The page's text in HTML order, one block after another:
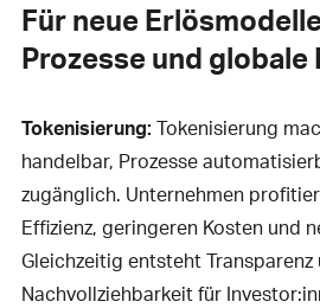
Für neue
Prozesse und globale
Tokenisierung:Tokenisierung
handelbar, Prozesse
zugänglich. Unternehmen
Effizienz, geringeren Kosten und
Gleichzeitig entsteht Transparenz
Nachvollziehbarkeit für